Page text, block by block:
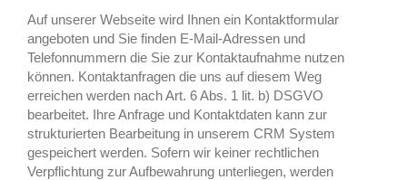
Auf unserer Webseite wird Ihnen ein Kontaktformular
angeboten und Sie finden E-Mail-Adressen und
Telefonnummern die Sie zur Kontaktaufnahme nutzen
können. Kontaktanfragen die uns auf diesem Weg
erreichen werden nach Art. 6 Abs. 1 lit. b) DSGVO
bearbeitet. Ihre Anfrage und Kontaktdaten kann zur
strukturierten Bearbeitung in unserem CRM System
gespeichert werden. Sofern wir keiner rechtlichen
Verpflichtung zur Aufbewahrung unterliegen, werden